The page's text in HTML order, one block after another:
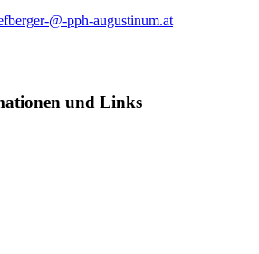
@-pph-augustinum.at
und Links